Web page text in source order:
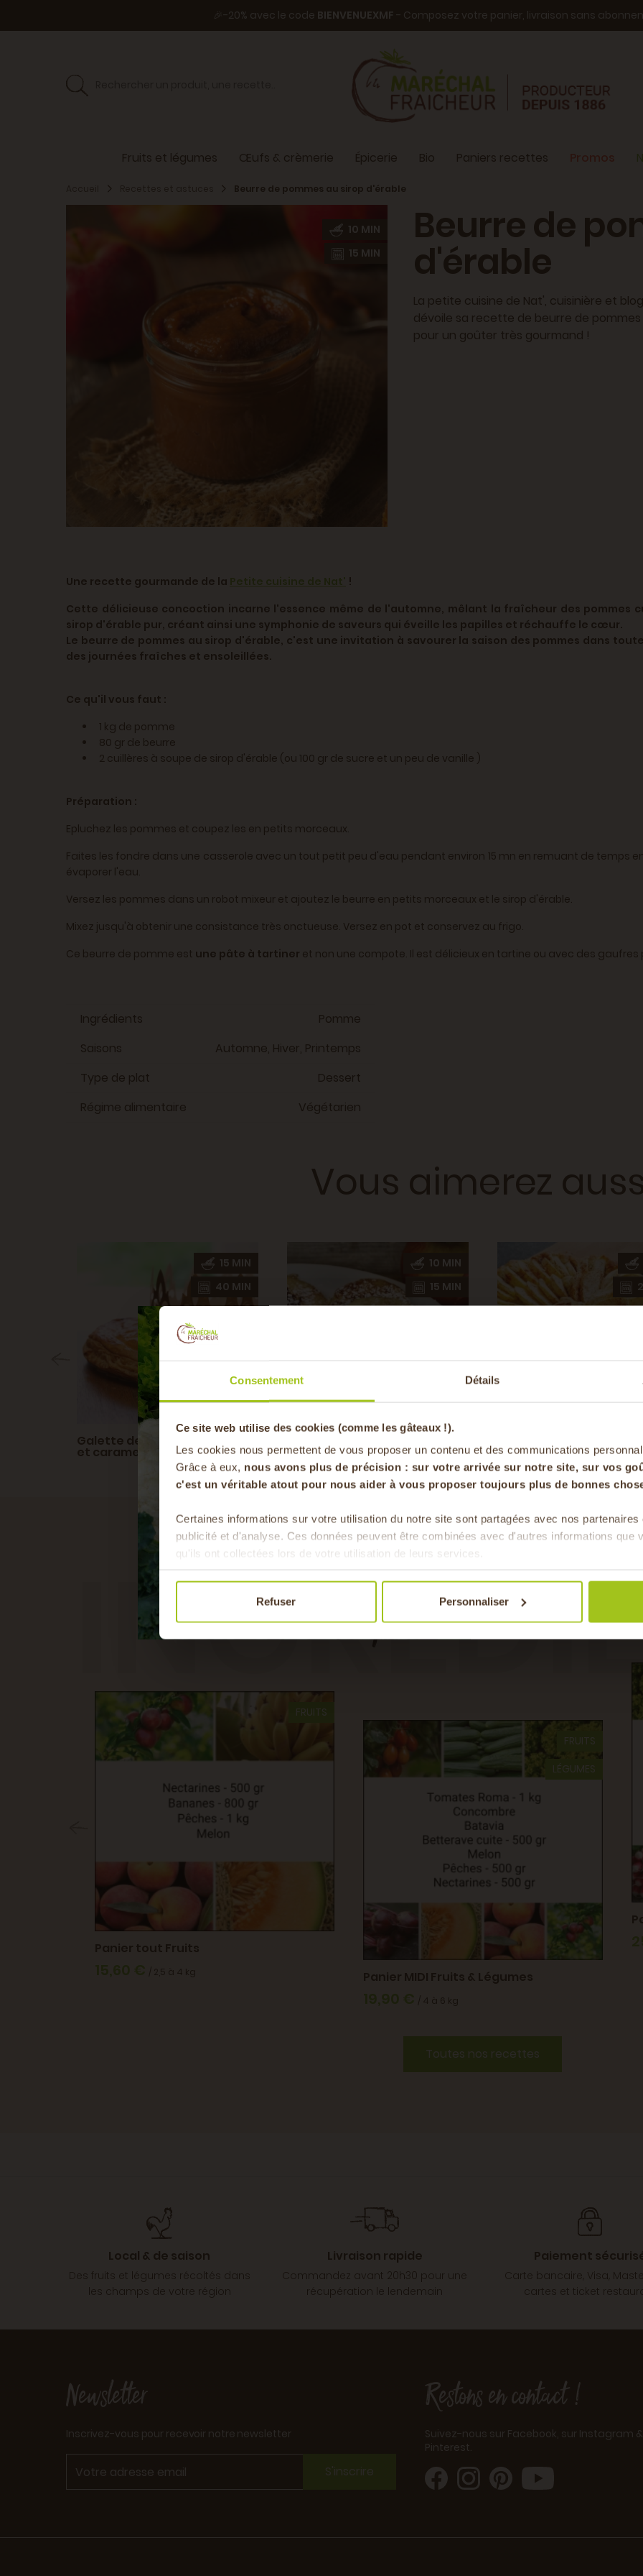
Consentement Détails
Ce site web utilise des cookies (comme les gâteaux !).
Les cookies nous permettent de vous proposer un contenu et des communications
Grâce à eux, nous avons plus de précision : sur votre arrivée sur notre site, sur vos
c'est un véritable atout pour nous aider à vous proposer toujours plus de bonnes
Certaines informations sur votre utilisation du notre site sont partagées avec nos
publicité et d'analyse. Ces données peuvent être combinées avec d'autres informations que
qu'ils ont collectées lors de votre utilisation de leurs services.
Refuser Personnaliser
🎉-20% avec le code BIENVENUEXMF - Composez votre panier, livraison sans
Fruits et légumes Œufs & crèmerie Épicerie Bio Paniers recettes
Beurre de pommes au sirop d'érable
10 MIN
15 MIN
Beurre de
d'érable
La petite cuisine de Nat', cuisinière et
dévoile sa recette de beurre de
pour un goûter très gourmand !
Une recette gourmande de la Petite cuisine de Nat' !
Cette délicieuse concoction incarne l'essence même de l'automne, mêlant la fraîcheur des pommes
sirop d'érable pur, créant ainsi une symphonie de saveurs qui éveille les papilles et réchauffe le cœur.
Le beurre de pommes au sirop d'érable, c'est une invitation à savourer la saison des pommes dans
des journées fraîches et ensoleillées.
Ce qu'il vous faut :
1 kg de pomme
80 gr de beurre
2 cuillères à soupe de sirop d'érable (ou 100 gr de sucre et un peu de vanille )
Préparation :
Epluchez les pommes et coupez les en petits morceaux.
Faites les fondre dans une casserole avec un tout petit peu d'eau pendant environ 15 mn en remuant de temps
évaporer l'eau.
Versez les pommes dans un robot mixeur et ajoutez le beurre en petits morceaux et le sirop d'érable.
Mixez jusqu'à obtenir une consistance très onctueuse. Versez en pot et conservez au frigo.
Ce beurre de pomme est une pâte à tartiner et non une compote. Il est délicieux en tartine ou avec des gaufres
Ingrédients
Pomme
Saisons
Automne, Hiver, Printemps
Type de plat
Dessert
Régime alimentaire
Végétarien
Vous aimerez
15 MIN
40 MIN
Galette des rois aux pommes
et caramel beurre salé
10 MIN
15 MIN
pommes d'Agathe
pour cette recette
FRUITS
FRUITS
LÉGUMES
Toutes nos recettes
-20%
en vous
Pour faire le plein chaque
&
Local & de saison
Des fruits et légumes récoltés dans
les champs de votre région
Livraison rapide
Commandez avant 20h30 pour une
récupération le lendemain
Paiement
Carte bancaire, Visa,
cartes et ticket
Newsletter
Inscrivez-vous pour recevoir notre newsletter
S'inscrire
Restons en contact !
Suivez-nous sur Facebook, sur Instagram &
Pinterest.